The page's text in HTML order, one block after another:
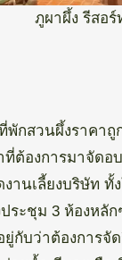
ภูผาผึ้ง รีสอร์
พักสวนผึ้งราคา
ที่ต้องการมาจัดอ
านเลี้ยงบริษัท ทั้
ระชุม 3 ห้องหลั
ยู่กับว่าต้องการจั